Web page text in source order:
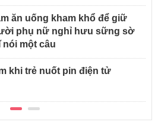
ăn uống kham khổ để giữ
phụ nữ nghỉ hưu sững sờ
nói một câu
khi trẻ nuốt pin điện tử